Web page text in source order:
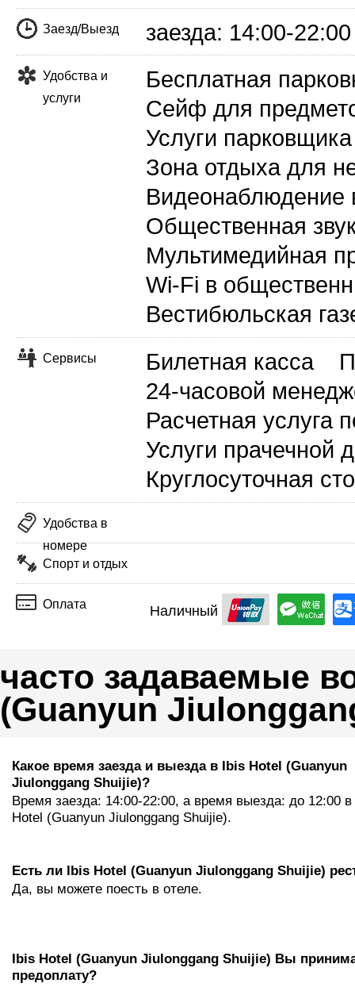
Заезд/Выезд заезда: 14:00-
Удобства и
услуги
Бесплатная
Сейф для
Услуги парковщика
Зона отдыха для
Видеонаблюдение
Общественная
Мультимедийная
Wi-Fi в
Вестибюльская
Сервисы Билетная касса
24-часовой
Расчетная услуга
Услуги прачечной
Круглосуточная
Удобства в
номере
Спорт и отдых
Оплата Наличный
часто задаваемые
(Guanyun
Какое время заезда и выезда в Ibis Hotel (Guanyun
Jiulonggang Shuijie)?
Время заезда: 14:00-22:00, а время выезда: до 12:00
Hotel (Guanyun Jiulonggang Shuijie).
Eсть ли Ibis Hotel (Guanyun Jiulonggang Shuijie)
Да, вы можете поесть в отеле.
Ibis Hotel (Guanyun Jiulonggang Shuijie) Вы
предоплату?